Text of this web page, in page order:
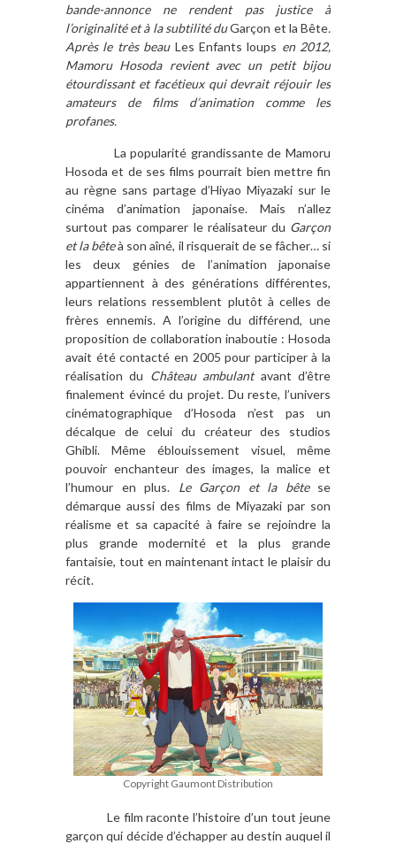
bande-annonce ne rendent pas justice à
l’originalité et à la subtilité duGarçon et la Bête.
Après le très beau Les Enfants loups en 2012,
Mamoru Hosoda revient avec un petit bijou
étourdissant et facétieux qui devrait réjouir les
amateurs de films d’animation comme les
profanes.
La popularité grandissante de Mamoru
Hosoda et de ses films pourrait bien mettre fin
au règne sans partage d’Hiyao Miyazaki sur le
cinéma d’animation japonaise. Mais n’allez
surtout pas comparer le réalisateur du Garçon
et la bêteà son aîné, il risquerait de se fâcher… si
les deux génies de l’animation japonaise
appartiennent à des générations différentes,
leurs relations ressemblent plutôt à celles de
frères ennemis. A l’origine du différend, une
proposition de collaboration inaboutie : Hosoda
avait été contacté en 2005 pour participer à la
réalisation du Château ambulantavant d’être
finalement évincé du projet. Du reste, l’univers
cinématographique d’Hosoda n’est pas un
décalque de celui du créateur des studios
Ghibli. Même éblouissement visuel, même
pouvoir enchanteur des images, la malice et
l’humour en plus. Le Garçon et la bêtese
démarque aussi des films de Miyazaki par son
réalisme et sa capacité à faire se rejoindre la
plus grande modernité et la plus grande
fantaisie, tout en maintenant intact le plaisir du
récit.
Copyright Gaumont Distribution
Le film raconte l’histoire d’un tout jeune
garçon qui décide d’échapper au destin auquel il